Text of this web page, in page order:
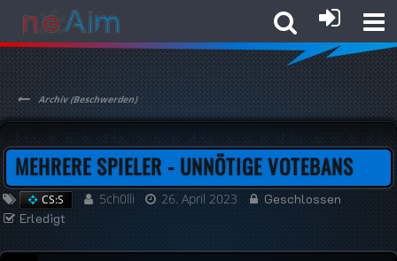
Archiv (Beschwerden)
MEHRERE SPIELER - UNNÖTIGE VOTEBANS
CS:S 5ch0lli 26. April 2023
Geschlossen
Erledigt